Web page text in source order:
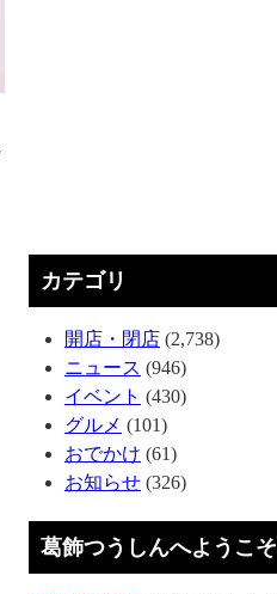
カテゴリ
開店・閉店 (2,738)
ニュース (946)
イベント (430)
グルメ (101)
おでかけ (61)
お知らせ (326)
葛飾つうしんへようこそ